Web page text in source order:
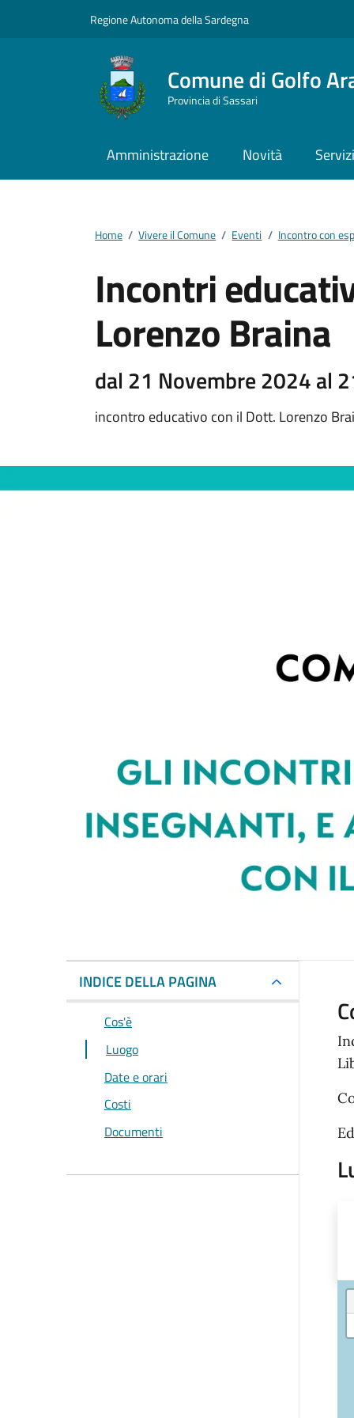
Regione Autonoma della Sardegna
Comune di Golfo
Provincia di Sassari
Amministrazione Novità
Home / Vivere il Comune / Eventi / Incontro con
Incontri
Lorenzo Braina
dal 21 Novembre 2024 al
incontro educativo con il Dott. Lorenzo
INDICE DELLA PAGINA
Cos'è
Luogo
Date e orari
Costi
Documenti